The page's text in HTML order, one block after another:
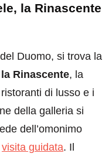
la Rinascente
Duomo, si trova la
Rinascente, la
di lusso e i
della galleria si
dell’omonimo
visita guidata. Il